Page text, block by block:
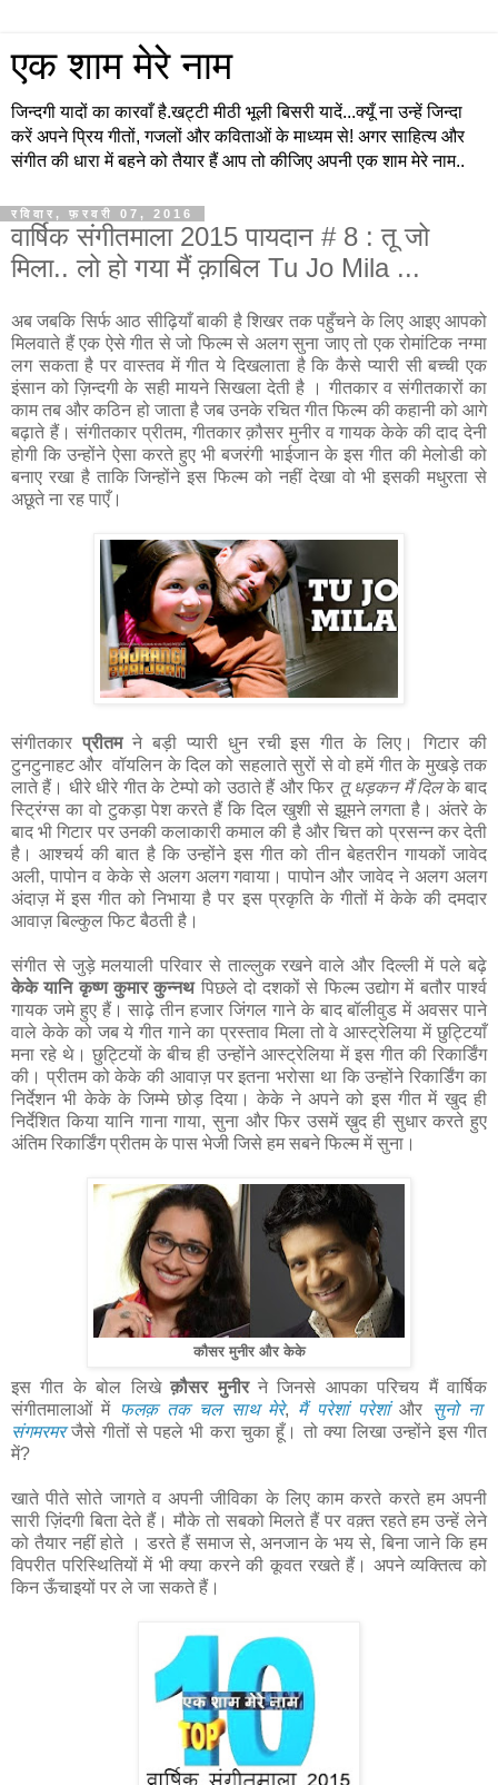
एक शाम मेरे नाम
जिन्दगी यादों का कारवाँ है.खट्टी मीठी भूली बिसरी यादें...क्यूँ ना उन्हें जिन्दा
करें अपने प्रिय गीतों, गजलों और कविताओं के माध्यम से! अगर साहित्य और
संगीत की धारा में बहने को तैयार हैं आप तो कीजिए अपनी एक शाम मेरे नाम..
रविवार, फ़रवरी 07, 2016
वार्षिक संगीतमाला 2015 पायदान # 8 : तू जो
मिला.. लो हो गया मैं क़ाबिल Tu Jo Mila ...
अब जबकि सिर्फ आठ सीढ़ियाँ बाकी है शिखर तक पहुँचने के लिए आइए आपको
मिलवाते हैं एक ऐसे गीत से जो फिल्म से अलग सुना जाए तो एक रोमांटिक नग्मा
लग सकता है पर वास्तव में गीत ये दिखलाता है कि कैसे प्यारी सी बच्ची एक
इंसान को ज़िन्दगी के सही मायने सिखला देती है । गीतकार व संगीतकारों का
काम तब और कठिन हो जाता है जब उनके रचित गीत फिल्म की कहानी को आगे
बढ़ाते हैं। संगीतकार प्रीतम, गीतकार क़ौसर मुनीर व गायक केके की दाद देनी
होगी कि उन्होंने ऐसा करते हुए भी बजरंगी भाईजान के इस गीत की मेलोडी को
बनाए रखा है ताकि जिन्होंने इस फिल्म को नहीं देखा वो भी इसकी मधुरता से
अछूते ना रह पाएँ।
संगीतकारप्रीतमने बड़ी प्यारी धुन रची इस गीत के लिए। गिटार की
टुनटुनाहट और वॉयलिन के दिल को सहलाते सुरों से वो हमें गीत के मुखड़े तक
लाते हैं। धीरे धीरे गीत के टेम्पो को उठाते हैं और फिर तू धड़कन मैं दिलके बाद
स्ट्रिंग्स का वो टुकड़ा पेश करते हैं कि दिल खुशी से झूमने लगता है। अंतरे के
बाद भी गिटार पर उनकी कलाकारी कमाल की है और चित्त को प्रसन्न कर देती
है। आश्चर्य की बात है कि उन्होंने इस गीत को तीन बेहतरीन गायकों जावेद
अली, पापोन व केके से अलग अलग गवाया। पापोन और जावेद ने अलग अलग
अंदाज़ में इस गीत को निभाया है पर इस प्रकृति के गीतों में केके की दमदार
आवाज़ बिल्कुल फिट बैठती है।
संगीत से जुड़े मलयाली परिवार से ताल्लुक रखने वाले और दिल्ली में पले बढ़े
केके यानि कृष्ण कुमार कुन्नथपिछले दो दशकों से फिल्म उद्योग में बतौर पार्श्व
गायक जमे हुए हैं। साढ़े तीन हजार जिंगल गाने के बाद बॉलीवुड में अवसर पाने
वाले केके को जब ये गीत गाने का प्रस्ताव मिला तो वे आस्ट्रेलिया में छुट्टियाँ
मना रहे थे। छुट्टियों के बीच ही उन्होंने आस्ट्रेलिया में इस गीत की रिकार्डिंग
की। प्रीतम को केके की आवाज़ पर इतना भरोसा था कि उन्होंने रिकार्डिंग का
निर्देशन भी केके के जिम्मे छोड़ दिया। केके ने अपने को इस गीत में खुद ही
निर्देशित किया यानि गाना गाया, सुना और फिर उसमें ख़ुद ही सुधार करते हुए
अंतिम रिकार्डिंग प्रीतम के पास भेजी जिसे हम सबने फिल्म में सुना।
कौसर मुनीर और केके
इस गीत के बोल लिखेक़ौसर मुनीरने जिनसे आपका परिचय मैं वार्षिक
संगीतमालाओं में फलक़ तक चल साथ मेरे, मैं परेशां परेशांऔर
सुनो ना
संगमरमरजैसे गीतों से पहले भी करा चुका हूँ। तो क्या लिखा उन्होंने इस गीत
में?
खाते पीते सोते जागते व अपनी जीविका के लिए काम करते करते हम अपनी
सारी ज़िंदगी बिता देते हैं। मौके तो सबको मिलते हैं पर वक़्त रहते हम उन्हें लेने
को तैयार नहीं होते । डरते हैं समाज से, अनजान के भय से, बिना जाने कि हम
विपरीत परिस्थितियों में भी क्या करने की कूवत रखते हैं। अपने व्यक्तित्व को
किन ऊँचाइयों पर ले जा सकते हैं।